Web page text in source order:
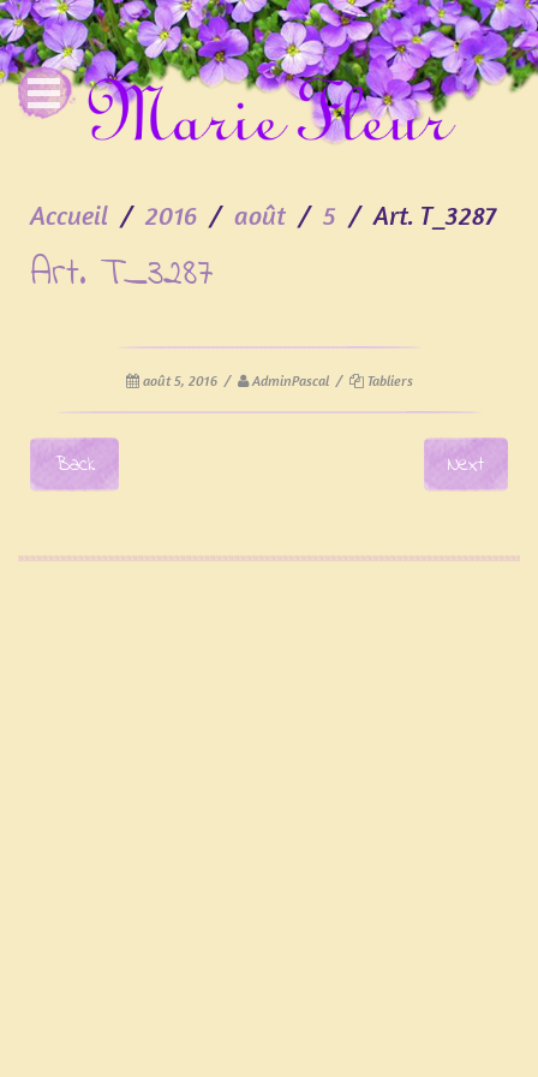
Accueil 2016 août 5 Art. T_3287
Art. T_3287
août 5, 2016 / AdminPascal / Tabliers
Post navigation
Back Next